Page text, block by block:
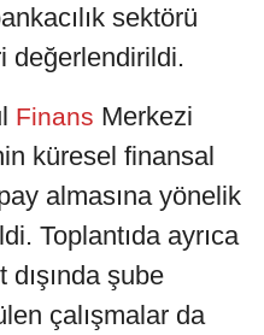
sektörü
değerlendirildi.
Finans Merkezi
küresel finansal
almasına yönelik
Toplantıda ayrıca
dışında şube
çalışmalar da